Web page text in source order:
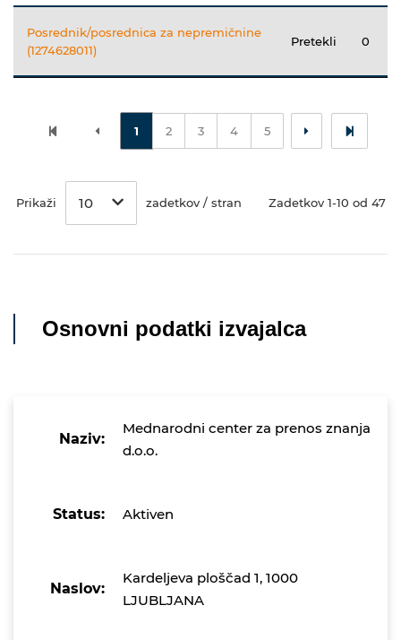
Posrednik/posrednica za nepremičnine
(1274628011)
Pretekli 0
1 2 3 4 5
Prikaži 10 zadetkov / stran Zadetkov 1-10 od 47
Osnovni podatki izvajalca
Naziv:
Mednarodni center za prenos znanja
d.o.o.
Status: Aktiven
Naslov:
Kardeljeva ploščad 1, 1000
LJUBLJANA